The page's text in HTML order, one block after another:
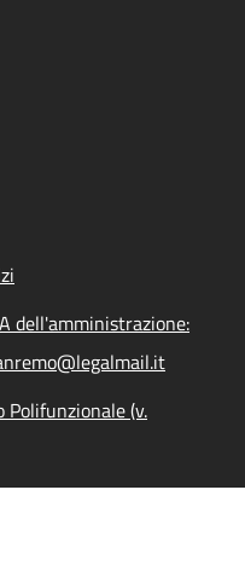
dell'amministrazione:
Polifunzionale (v.